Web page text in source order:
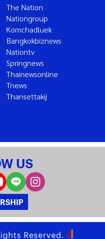
The Nation
Nationgroup
Komchadluek
Bangkokbiznews
Nationtv
Springnews
Thainewsonline
Tnews
Thansettakij
US
Reserved.